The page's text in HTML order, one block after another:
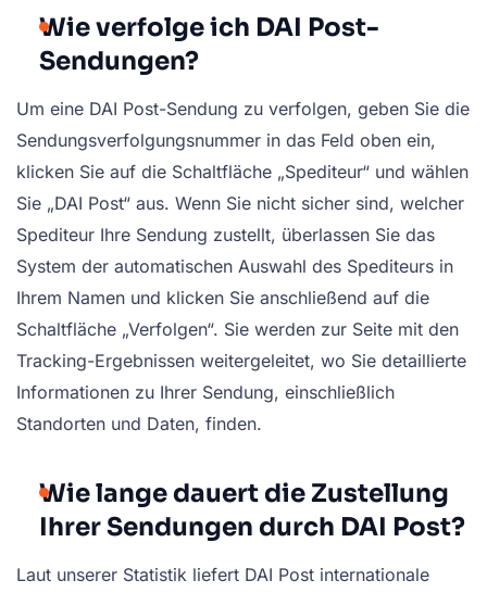
Wie verfolge ich DAI Post-
Sendungen?
Um eine DAI Post-Sendung zu verfolgen, geben Sie die
Sendungsverfolgungsnummer in das Feld oben ein,
klicken Sie auf die Schaltfläche „Spediteur“ und wählen
Sie „DAI Post“ aus. Wenn Sie nicht sicher sind, welcher
Spediteur Ihre Sendung zustellt, überlassen Sie das
System der automatischen Auswahl des Spediteurs in
Ihrem Namen und klicken Sie anschließend auf die
Schaltfläche „Verfolgen“. Sie werden zur Seite mit den
Tracking-Ergebnissen weitergeleitet, wo Sie detaillierte
Informationen zu Ihrer Sendung, einschließlich
Standorten und Daten, finden.
Wie lange dauert die Zustellung
Ihrer Sendungen durch DAI Post?
Laut unserer Statistik liefert DAI Post internationale